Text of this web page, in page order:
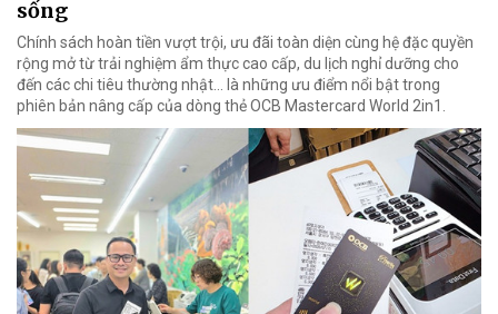
sống
Chính sách hoàn tiền vượt trội, ưu đãi toàn diện cùng hệ đặc quyền
rộng mở từ trải nghiệm ẩm thực cao cấp, du lịch nghỉ dưỡng cho
đến các chi tiêu thường nhật… là những ưu điểm nổi bật trong
phiên bản nâng cấp của dòng thẻ OCB Mastercard World 2in1.